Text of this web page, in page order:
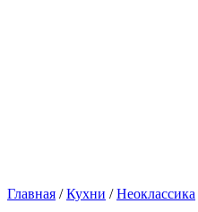
Главная /Кухни /Неоклассика